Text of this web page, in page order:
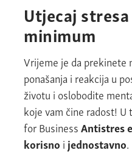
Utjecaj
minimum
Vrijeme je da prekinete
ponašanja i reakcija u
životu i oslobodite
koje vam čine radost! U
for BusinessAntistres
korisno i jednostavno.